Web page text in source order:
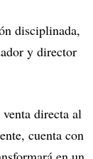
disciplinada,
y director
directa al
cuenta con